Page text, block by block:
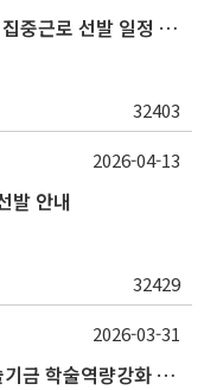
2026학년도 국가근로장학금 하계방학 집중근로 선발 일정 안내
32403
발 안내
32429
2026-04-13
[대학원생]2026학년도 1학기 현송학술기금 학술역량강화 사업 안내
2026-03-31